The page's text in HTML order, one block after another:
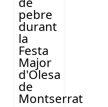
pebre
durant
la
Festa
Major
d'Olesa
de
Montserrat